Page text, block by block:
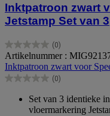
Inktpatroon zwart
Jetstamp Set van 3
(0)
0.0
van
de
5
Artikelnummer :
Inktpatroon zwart voor
(0)
0.0
Set van 3 identieke
vloermarkering